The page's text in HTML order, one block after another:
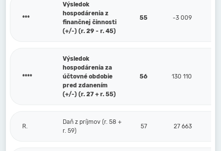
***
Výsledok
hospodárenia z
finančnej činnosti
(+/-) (r. 29 - r. 45)
55 -3 009
****
Výsledok
hospodárenia za
účtovné obdobie
pred zdanením
(+/-) (r. 27 + r. 55)
56 130 110
R.
Daň z príjmov (r. 58 +
r. 59)
57 27 663